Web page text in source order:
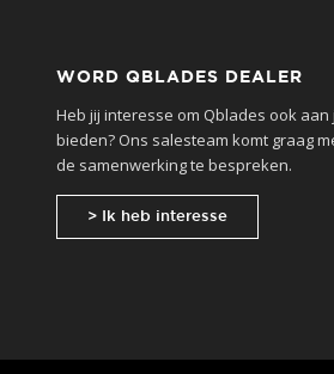
WORD QBLADES DEALER
Heb jij interesse om Qblades ook
bieden? Ons salesteam komt graag
de samenwerking te bespreken.
> Ik heb interesse